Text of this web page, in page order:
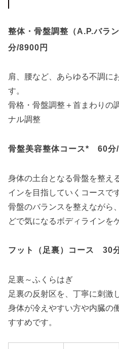
整体・骨盤調整（A.P.バラ
分/8900円
肩、腰など、あらゆる不調に
す。
骨格・骨盤調整＋首まわりの
ナル調整
骨盤美容整体コース* 60分/
身体の土台となる骨盤を整え
インを目指していくコースで
骨盤のバランスを整えながら
どで気になるボディラインを
フット（足裏）コース 30
足裏～ふくらはぎ
足裏の反射区を、丁寧に刺激
身体が冷えやすい方や内臓の
すすめです。